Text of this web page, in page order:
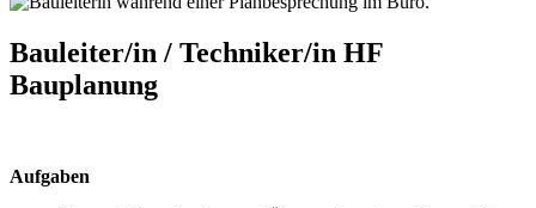
Bauleiter/in / Techniker/in HF
Bauplanung
Aufgaben